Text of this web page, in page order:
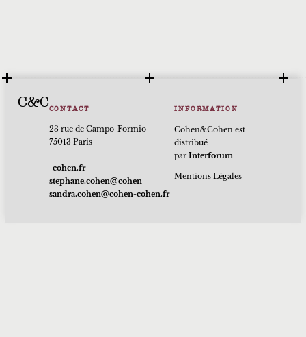
C&CCONTACT
23 rue de Campo-Formio
75013 Paris
rf.nehoc-
nehoc@nehoc.enahpets
rf.nehoc-nehoc@nehoc.ardnas
INFORMATION
Cohen&Cohen est
distribué
parInterforum
Mentions Légales